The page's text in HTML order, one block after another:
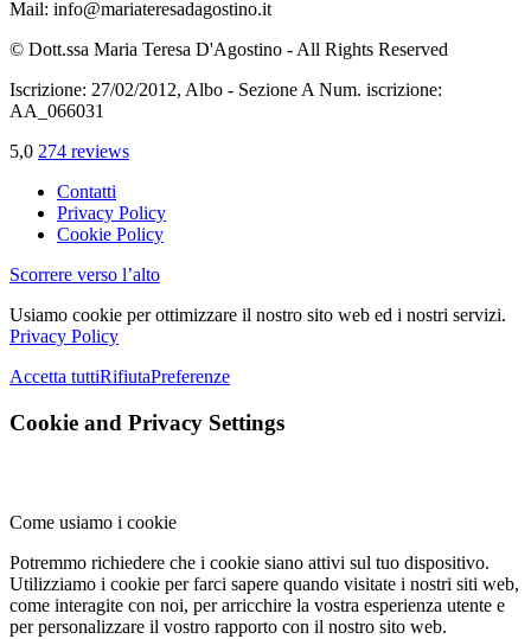
Mail: info@mariateresadagostino.it
© Dott.ssa Maria Teresa D'Agostino - All Rights Reserved
Iscrizione: 27/02/2012, Albo - Sezione A Num. iscrizione:
AA_066031
5,0 274 reviews
Contatti
Privacy Policy
Cookie Policy
Scorrere verso l’alto
Usiamo cookie per ottimizzare il nostro sito web ed i nostri servizi.
Privacy Policy
Accetta tuttiRifiutaPreferenze
Cookie and Privacy Settings
Come usiamo i cookie
Potremmo richiedere che i cookie siano attivi sul tuo dispositivo.
Utilizziamo i cookie per farci sapere quando visitate i nostri siti web,
come interagite con noi, per arricchire la vostra esperienza utente e
per personalizzare il vostro rapporto con il nostro sito web.